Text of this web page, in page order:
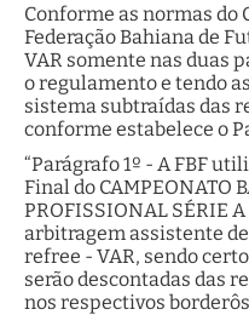
Conforme as normas do
Federação Bahiana de
VAR somente nas duas
o regulamento e tendo
sistema subtraídas das
conforme estabelece o
“Parágrafo 1º - A FBF
Final do CAMPEONATO
PROFISSIONAL SÉRIE
arbitragem assistente
refree - VAR, sendo
serão descontadas das
nos respectivos